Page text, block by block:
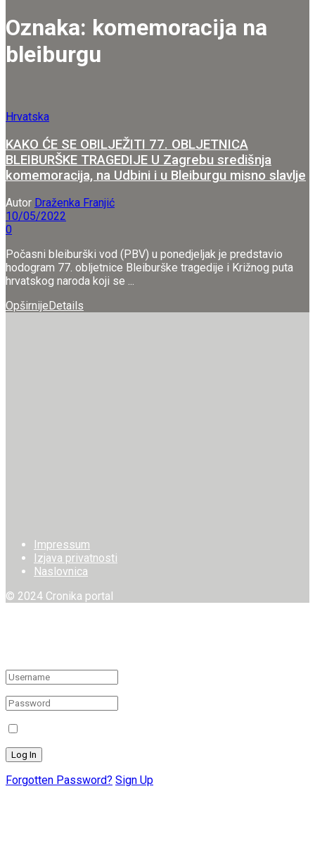
Oznaka: komemoracija na
bleiburgu
Hrvatska
KAKO ĆE SE OBILJEŽITI 77. OBLJETNICA
BLEIBURŠKE TRAGEDIJE U Zagrebu središnja
komemoracija, na Udbini i u Bleiburgu misno slavlje
Autor Draženka Franjić
10/05/2022
0
Počasni bleiburški vod (PBV) u ponedjeljak je predstavio
hodogram 77. obljetnice Bleiburške tragedije i Križnog puta
hrvatskog naroda koji se ...
Opširnije Details
Impressum
Izjava privatnosti
Naslovnica
© 2024 Cronika portal
Forgotten Password? Sign Up